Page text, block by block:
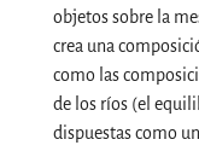
objetos sobre la
crea una
como las
de los ríos (el
dispuestas como